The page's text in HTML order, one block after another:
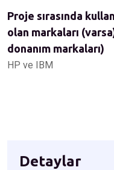
Proje sırasında
olan markaları
donanım markaları)
HP ve IBM
Detaylar